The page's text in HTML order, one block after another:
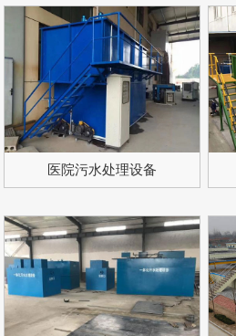
医院污水处理设备